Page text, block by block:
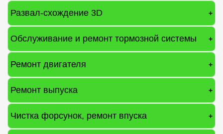
Развал-схождение 3D +
Обслуживание и ремонт тормозной системы +
Ремонт двигателя +
Ремонт выпуска +
Чистка форсунок, ремонт впуска +